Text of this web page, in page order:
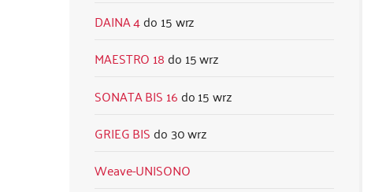
DAINA 4
15 wrz
MAESTRO 18
15 wrz
SONATA BIS 16
15 wrz
GRIEG BIS
30 wrz
Weave-UNISONO